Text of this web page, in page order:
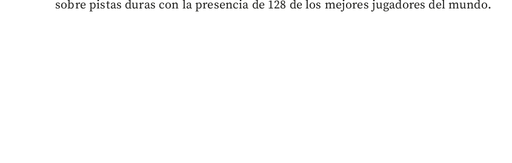
sobre pistas duras con la presencia de 128 de los mejores jugadores del mundo.